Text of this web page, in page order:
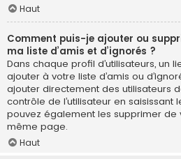
Haut
Comment puis-je ajouter ou
ma liste d’amis et d’ignorés ?
Dans chaque profil d’utilisateurs, un
ajouter à votre liste d’amis ou
ajouter directement des utilisateurs
contrôle de l’utilisateur en saisissant
pouvez également les supprimer de
même page.
Haut